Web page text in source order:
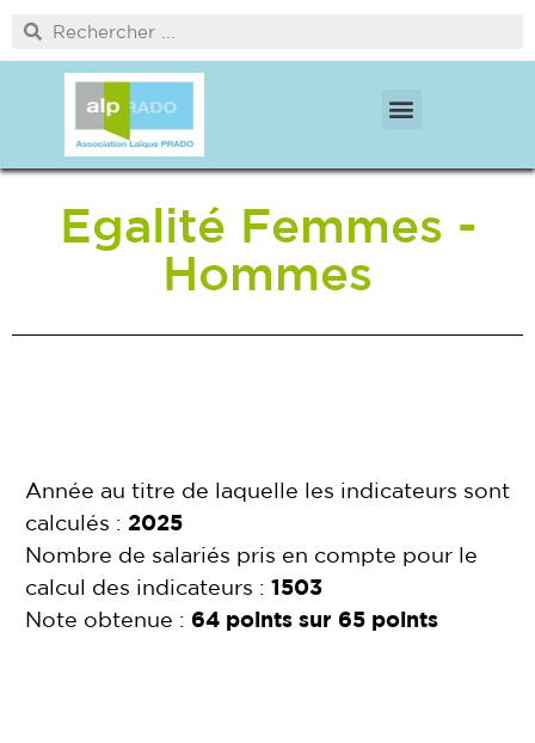
Egalité Femmes -
Hommes
Année au titre de laquelle les indicateurs sont
calculés : 2025
Nombre de salariés pris en compte pour le
calcul des indicateurs : 1503
Note obtenue : 64 points sur 65 points